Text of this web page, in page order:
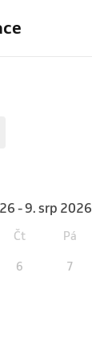
- 9. srp 2026
Čt Pá
6 7